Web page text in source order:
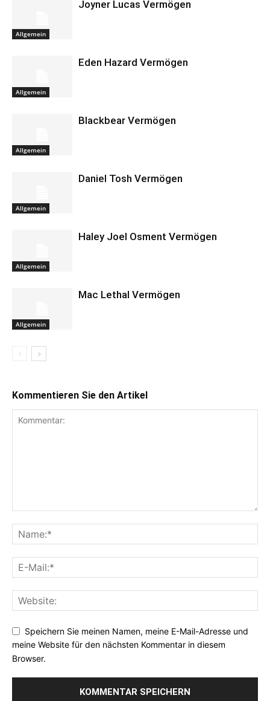
Allgemein
Joyner Lucas Vermögen
Allgemein
Eden Hazard Vermögen
Allgemein
Blackbear Vermögen
Allgemein
Daniel Tosh Vermögen
Allgemein
Haley Joel Osment Vermögen
Allgemein
Mac Lethal Vermögen
Kommentieren Sie den Artikel
Speichern Sie meinen Namen, meine E-Mail-Adresse und
meine Website für den nächsten Kommentar in diesem
Browser.